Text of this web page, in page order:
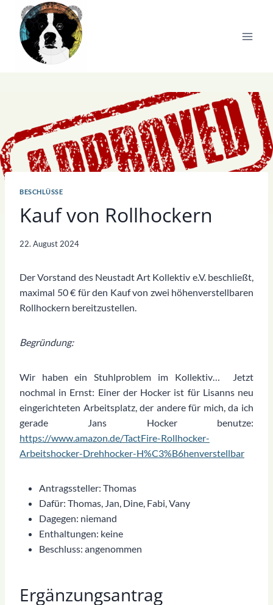
Inhalt
springen
BESCHLÜSSE
Kauf von Rollhockern
22. August 2024
Der Vorstand des Neustadt Art Kollektiv e.V. beschließt,
maximal 50 € für den Kauf von zwei höhenverstellbaren
Rollhockern bereitzustellen.
Begründung:
Wir haben ein Stuhlproblem im Kollektiv… Jetzt
nochmal in Ernst: Einer der Hocker ist für Lisanns neu
eingerichteten Arbeitsplatz, der andere für mich, da ich
gerade Jans Hocker benutze:
https://www.amazon.de/TactFire-Rollhocker-
Arbeitshocker-Drehhocker-H%C3%B6henverstellbar
Antragssteller: Thomas
Dafür: Thomas, Jan, Dine, Fabi, Vany
Dagegen: niemand
Enthaltungen: keine
Beschluss: angenommen
Ergänzungsantrag